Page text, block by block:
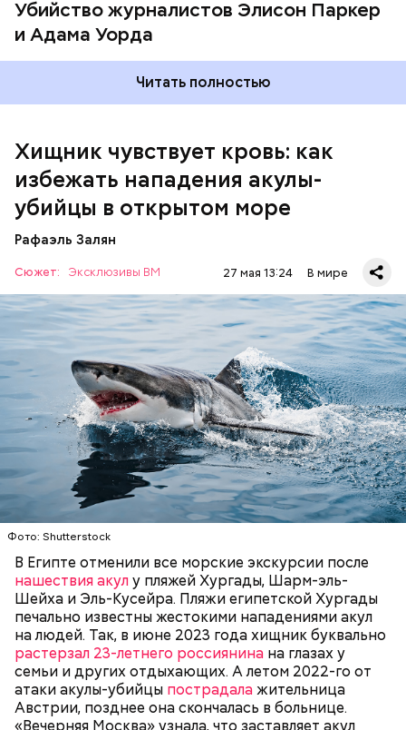
Убийство журналистов Элисон Паркер
и Адама Уорда
Читать полностью
Хищник чувствует кровь: как
избежать нападения акулы-
убийцы в открытом море
Рафаэль Залян
Сюжет: Эксклюзивы ВМ 27 мая 13:24 В мире
Фото: Shutterstock
В Египте отменили все морские экскурсии после
нашествия акулу пляжей Хургады, Шарм-эль-
Шейха и Эль-Кусейра. Пляжи египетской Хургады
печально известны жестокими нападениями акул
на людей. Так, в июне 2023 года хищник буквально
растерзал 23-летнего россиянина на глазах у
семьи и других отдыхающих. А летом 2022-го от
атаки акулы-убийцы пострадалажительница
Австрии, позднее она скончалась в больнице.
«Вечерняя Москва» узнала, что заставляет акул
— Очень много случаев зарегистрировано, когда
акулы атаковали небольшие суда с надувными
пассажиры таких плавательных средств
оказывались жертвами этих хищных рыб, — сказал
собеседник «ВМ».
человека в открытом море или океане вполне
реальна. Следовательно, нужно делать все
возможное, чтобы не оказаться за бортом.
Например, ночь — это время круглоголовой и
гигантской акулы-молот, — пояснил спикер.
БЕЗОПАСНОСТЬ СМЕРТЬ РЫБА